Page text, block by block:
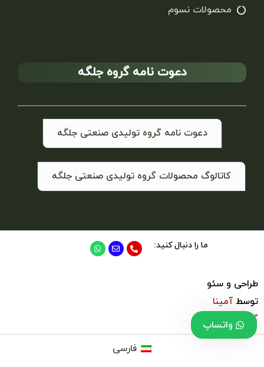
محصولات نسوم
دعوت نامه گروه جلگه
دعوت نامه گروه تولیدی صنعتی جلگه
کاتالوگ محصولات گروه تولیدی صنعتی جلگه
ما را دنبال کنید:
طراحی و سئو
توسط آمینا
گروپ واتساپ
فارسی